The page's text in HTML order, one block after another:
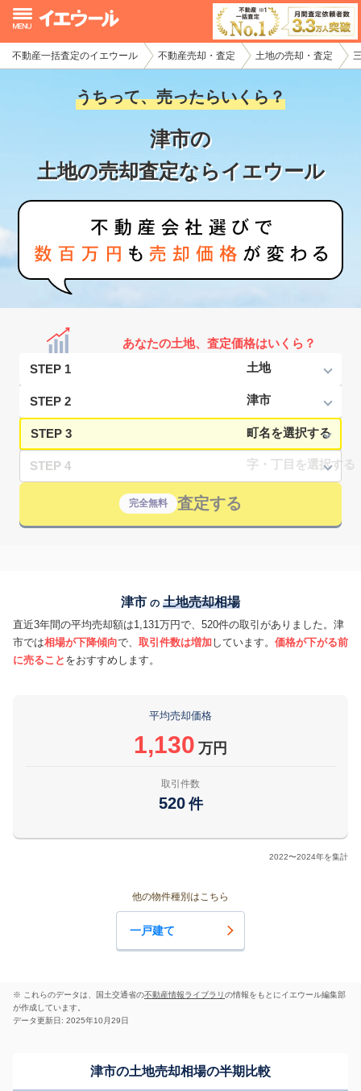
不動産一括査定のイエウール 不動産売却・査定 土地の売却・査定
うちって、売ったらいくら？
津市の
土地の売却査定ならイエウール
あなたの土地、査定価格はいくら？
STEP 1
STEP 2
STEP 3
STEP 4
完全無料 査定する
津市 の 土地売却相場
直近3年間の平均売却額は1,131万円で、520件の取引がありました。津
市では相場が下降傾向で、 取引件数は増加しています。 価格が下がる前
に売ること をおすすめします。
平均売却価格
1,130 万円
取引件数
520 件
2022〜2024年を集計
他の物件種別はこちら
一戸建て
※ これらのデータは、国土交通省の不動産情報ライブラリの情報をもとにイエウール編集部
が作成しています。
データ更新日: 2025年10月29日
津市の土地売却相場の半期比較
イエウール加盟希望の不動産会社様
初めての方へ
不動産の売却・一括査定
家査定シミュレーター
お問い合わせ